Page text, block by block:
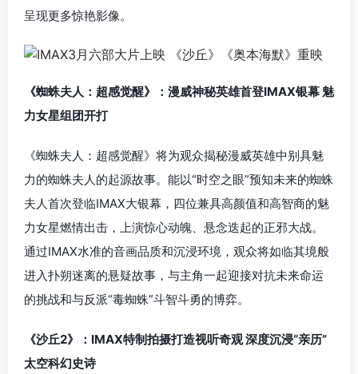
呈现更多惊艳影像。
《蜘蛛夫人：超感觉醒》：漫威神秘英雄首登IMAX银幕 魅
力女星组团开打
《蜘蛛夫人：超感觉醒》将为观众揭秘漫威英雄中别具魅
力的蜘蛛夫人的起源故事。能以“时空之眼”预知未来的蜘蛛
夫人首次登临IMAX大银幕，四位兼具高颜值和高智商的魅
力女星燃情出击，上演惊心动魄、悬念迭起的正邪大战。
通过IMAX水准的音画品质和沉浸环境，观众将如临其境般
进入扑朔迷离的悬疑故事，与主角一起迎接对抗未来命运
的挑战和与反派“毒蜘蛛”斗智斗勇的博弈。
《沙丘2》：IMAX特制拍摄打造视听奇观 深度沉浸“亲历”
太空科幻史诗